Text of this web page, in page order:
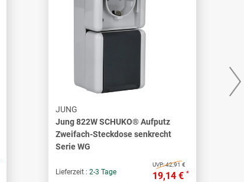
JUNG
Jung 822W SCHUKO® Aufputz
Zweifach-Steckdose senkrecht
Serie WG
Lieferzeit : 2-3 Tage
UVP:42,91 €
19,14 € *